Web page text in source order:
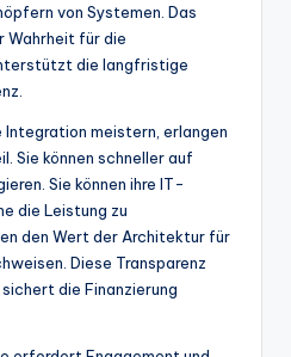
von Systemen. Das
Wahrheit für die
die langfristige
meistern, erlangen
Sie können schneller auf
Sie können ihre IT-
die Leistung zu
den Wert der Architektur für
Diese Transparenz
die Finanzierung